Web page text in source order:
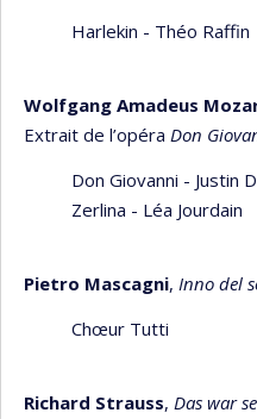
Harlekin - Théo Raffin
Wolfgang Amadeus
Extrait de l’opéra Don
Don Giovanni - Justin
Zerlina - Léa Jourdain
Pietro Mascagni, Inno del
Chœur Tutti
Richard Strauss, Das war